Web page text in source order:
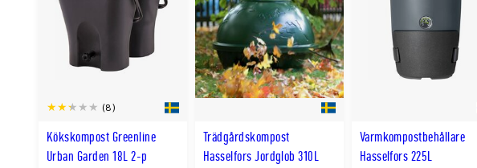
Kökskompost Greenline
Urban Garden 18L 2-p
(8)
Trädgårdskompost
Hasselfors Jordglob 310L
Varmkompostbehållare
Hasselfors 225L